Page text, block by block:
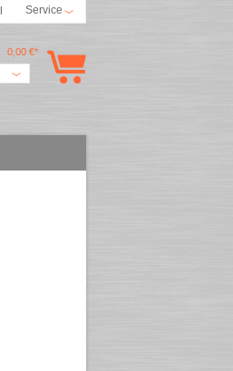
Service
0,00 €*